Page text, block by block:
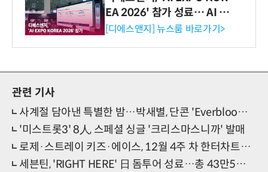
EA 2026' 참가 성료… AI 전
생애주기 아우르는 통합 솔루
[디에스앤지] 뉴스룸 바로가기>
관련 기사
사계절 담아낸 특별한 밤…박새별, 단콘 'Everblooming' 선물
'미스트롯3' 8人, 스페셜 싱글 '크리스마스니까' 발매
로제·스트레이 키즈·에이스, 12월 4주 차 한터차트서 각 부문 1위
세븐틴, 'RIGHT HERE' 日 돔투어 성료…총 43만5천명 집결